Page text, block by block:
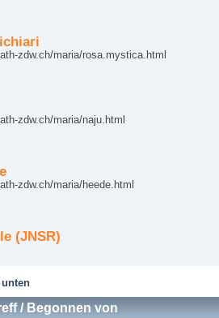
zdw.ch/maria/rosa.mystica.html
zdw.ch/maria/naju.html
zdw.ch/maria/heede.html
(JNSR)
/ Begonnen von